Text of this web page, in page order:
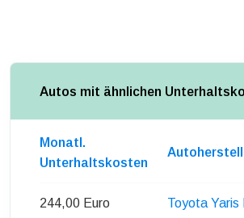
Autos mit ähnlichen
Monatl.
Unterhaltskosten
244,00 Euro Toyota Yaris